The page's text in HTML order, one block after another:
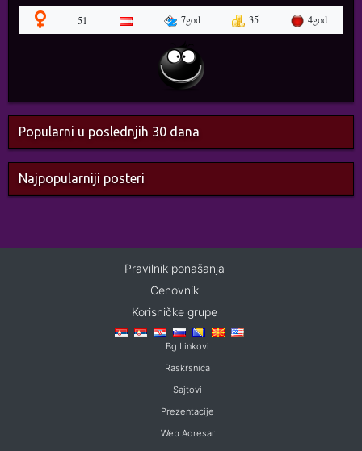
51 7god 35 4god
Popularni u poslednjih 30 dana
Najpopularniji posteri
Pravilnik ponašanja
Cenovnik
Korisničke grupe
Bg Linkovi
Raskrsnica
Sajtovi
Prezentacije
Web Adresar